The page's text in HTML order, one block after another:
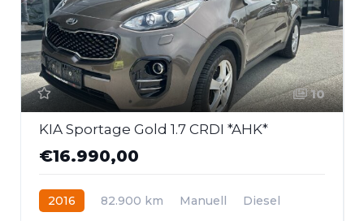
10
KIA Sportage Gold 1.7 CRDI *AHK*
€16.990,00
2016 82.900 km Manuell
Diesel